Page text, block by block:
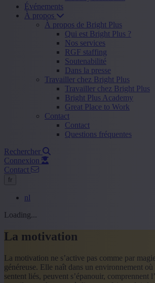
Événements
À propos
À propos de Bright Plus
Qui est Bright Plus ?
Nos services
RGF staffing
Soutenabilité
Dans la presse
Travailler chez Bright Plus
Travailler chez Bright Plus
Bright Plus Academy
Great Place to Work
Contact
Contact
Questions fréquentes
Rechercher
Connexion
Contact
fr
nl
Loading...
La motivation
La motivation ne s’active pas comme par
généreuse. Elle naît dans un environnement
sentent liés, peuvent s’épanouir, comprennent